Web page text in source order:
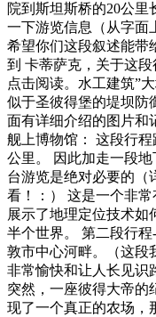
院到斯坦斯桥的20公
一下游览信息（从字面
希望你们这段叙述能带
到 卡蒂萨克，关于这
点击阅读。水工建筑”
似于圣彼得堡的堤坝防
面有详细介绍的图片和
舰上博物馆： 这段行
公里。 因此加走一段
台游览是绝对必要的（
看！：） 这是一个非
展示了地理定位技术如
半个世界。 第二段行
敦市中心河畔。（这段
非常愉快和让人长见识
突然，一座彼得大帝的
现了一个真正的农场，